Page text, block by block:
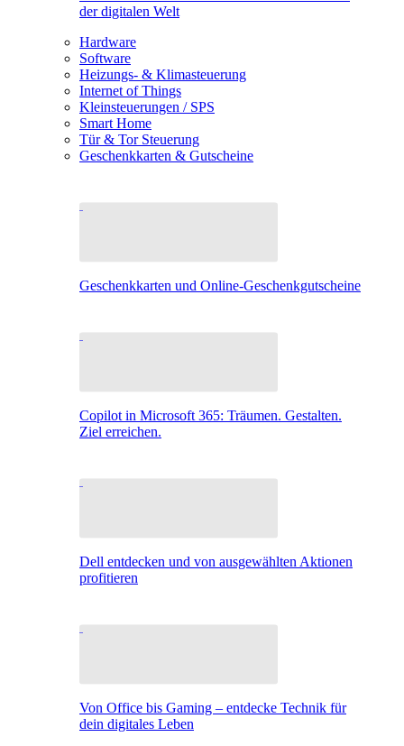
der digitalen Welt
Hardware
Software
Heizungs- & Klimasteuerung
Internet of Things
Kleinsteuerungen / SPS
Smart Home
Tür & Tor Steuerung
Geschenkkarten & Gutscheine
Geschenkkarten und Online-Geschenkgutscheine
Copilot in Microsoft 365: Träumen. Gestalten.
Ziel erreichen.
Dell entdecken und von ausgewählten Aktionen
profitieren
Von Office bis Gaming – entdecke Technik für
dein digitales Leben